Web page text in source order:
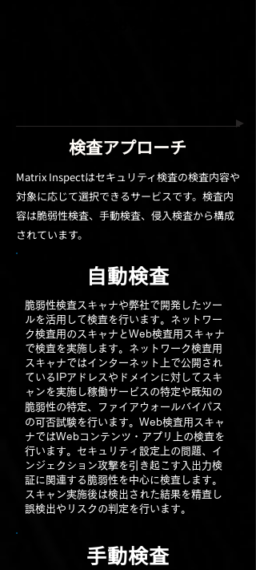
検査アプローチ
Matrix Inspectはセキュリティ検査の検査内容や
対象に応じて選択できるサービスです。検査内
容は脆弱性検査、手動検査、侵入検査から構成
されています。
自動検査
脆弱性検査スキャナや弊社で開発したツー
ルを活用して検査を行います。ネットワー
ク検査用のスキャナとWeb検査用スキャナ
で検査を実施します。ネットワーク検査用
スキャナではインターネット上で公開され
ているIPアドレスやドメインに対してスキ
ャンを実施し稼働サービスの特定や既知の
脆弱性の特定、ファイアウォールバイ パス
の可否試験を行います。 Web検査用スキャ
ナではWebコンテンツ・アプリ上の検査を
行います。セキュリティ設定上の問題、イ
ンジェクション攻撃を引き起こす入出力検
証に関連する脆弱性を中心に検査します。
スキャン実施後は検出された結果を精査し
誤検出やリスクの判定を行います。
手動検査